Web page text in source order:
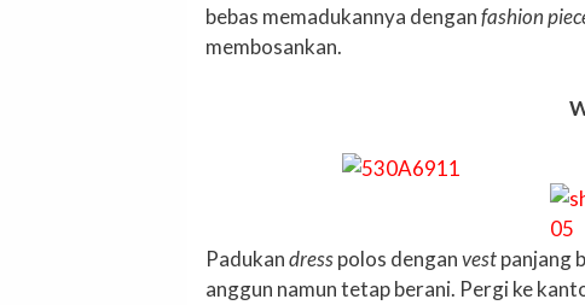
bebas memadukannya denganfashion
membosankan.
Padukandresspolos denganvestpanjang
anggun namun tetap berani. Pergi ke